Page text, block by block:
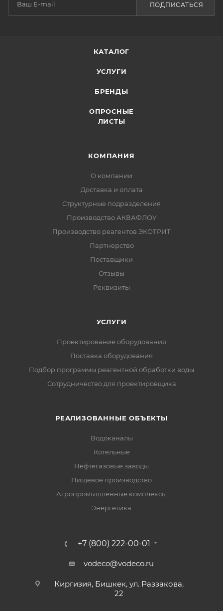
ПОДПИСАТЬСЯ
КАТАЛОГ
УСЛУГИ
БРЕНДЫ
ОПРОСНЫЕ
ЛИСТЫ
КОМПАНИЯ
О компании
Доставка и оплата
Структурные подразделения
Производство АКВАФЛОУ
Производство реагентов ЭКОТРИТ
Партнерство
Поставщики
Отзывы
Реквизиты
УСЛУГИ
Проектирование оборудования
Поставка оборудования
Подбор программы реагентной обработки воды
Сотрудничество для проектировщика
РЕАЛИЗОВАННЫЕ ОБЪЕКТЫ
Водоканалы
Котельные
Нефтегазовые заводы
Пищевое производство
Агропромышленные комплексы
Энергетика
+7 (800) 222-00-01
vodeco@vodeco.ru
Киргизия, Бишкек, ул. Раззакова,
22